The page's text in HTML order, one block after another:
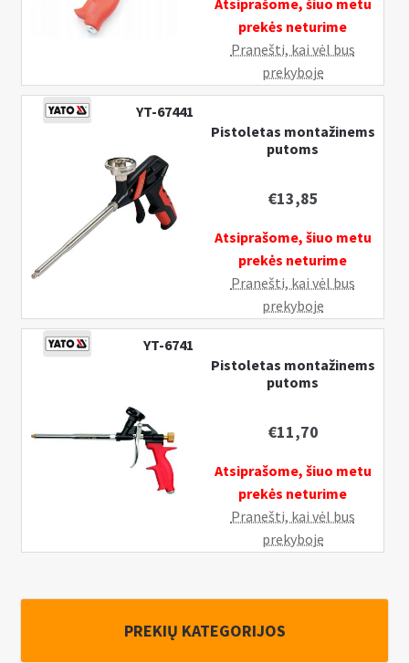
prekės neturime
Pranešti, kai vėl bus
prekyboje
YT-67441
Pistoletas montažinems
putoms
€13,85
Atsiprašome, šiuo metu
prekės neturime
Pranešti, kai vėl bus
prekyboje
YT-6741
Pistoletas montažinems
putoms
€11,70
Atsiprašome, šiuo metu
prekės neturime
Pranešti, kai vėl bus
prekyboje
PREKIŲ KATEGORIJOS